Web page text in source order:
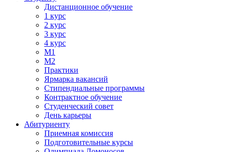
Дистанционное обучение
1 курс
2 курс
3 курс
4 курс
М1
М2
Практики
Ярмарка вакансий
Стипендиальные программы
Контрактное обучение
Студенческий совет
День карьеры
Абитуриенту
Приемная комиссия
Подготовительные курсы